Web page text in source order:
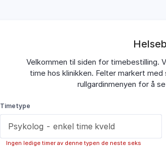
Velkommen til siden for timebestilling.
time hos klinikken. Felter markert
rullgardinmenyen for å
Timetype
Ingen ledige timer av denne typen de neste seks